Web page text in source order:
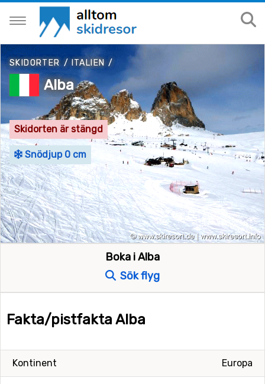
SKIDORTER / ITALIEN/
Alba
Skidorten är stängd
Snödjup 0 cm
Boka i Alba
Sök flyg
Fakta/pistfakta Alba
Europa
Kontinent